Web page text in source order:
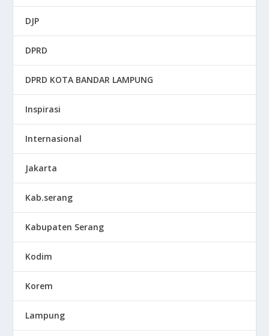
DJP
DPRD
DPRD KOTA BANDAR LAMPUNG
Inspirasi
Internasional
Jakarta
Kab.serang
Kabupaten Serang
Kodim
Korem
Lampung